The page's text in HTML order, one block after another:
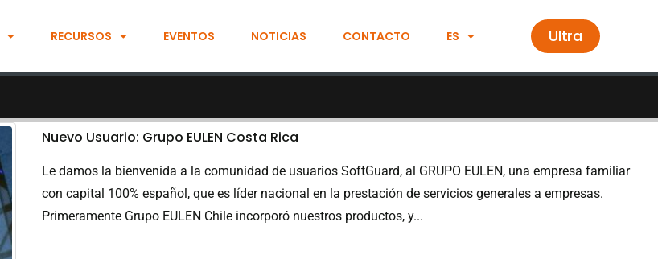
RECURSOS EVENTOS NOTICIAS CONTACTO ES Ultra
Nuevo Usuario: Grupo EULEN Costa Rica
Le damos la bienvenida a la comunidad de usuarios SoftGuard, al GRUPO EULEN, una empresa familiar
con capital 100% español, que es líder nacional en la prestación de servicios generales a empresas.
Primeramente Grupo EULEN Chile incorporó nuestros productos, y...